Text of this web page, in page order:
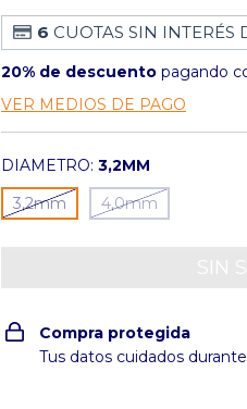
6 CUOTAS SIN INTERÉS
20% de descuento pagando
VER MEDIOS DE PAGO
DIAMETRO: 3,2MM
3,2mm
4,0mm
Compra protegida
Tus datos cuidados